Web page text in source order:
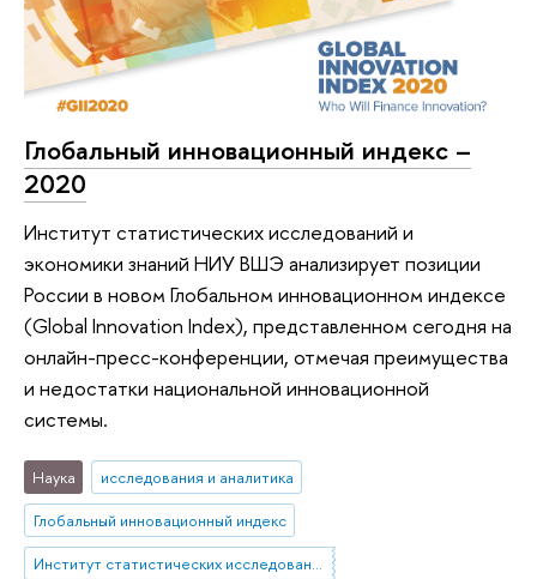
Глобальный инновационный индекс –
2020
Институт статистических исследований и
экономики знаний НИУ ВШЭ анализирует позиции
России в новом Глобальном инновационном индексе
(Global Innovation Index), представленном сегодня на
онлайн-пресс-конференции, отмечая преимущества
и недостатки национальной инновационной
системы.
Наука
исследования и аналитика
Глобальный инновационный индекс
Институт статистических исследований и экономики знаний